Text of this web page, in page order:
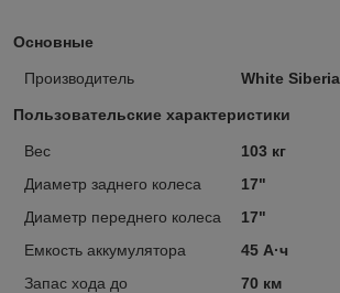
Основные
Производитель White Siberia
Пользовательские характеристики
Вес
103 кг
Диаметр заднего колеса
17"
Диаметр переднего колеса
17"
Емкость аккумулятора
45 А·ч
Запас хода до
70 км